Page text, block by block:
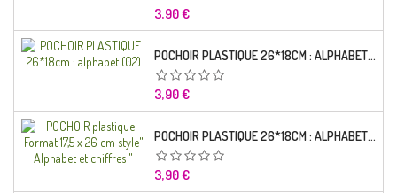
Prix
3,90 €
POCHOIR PLASTIQUE 26*18CM : ALPHABET (02)
Prix
3,90 €
POCHOIR PLASTIQUE 26*18CM : ALPHABET (01)
Prix
3,90 €